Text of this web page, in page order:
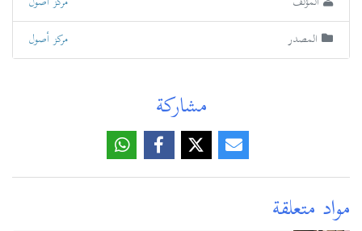
المصدر
مركز أصول
مشاركة
مواد متعلقة